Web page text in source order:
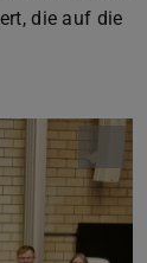
die auf die